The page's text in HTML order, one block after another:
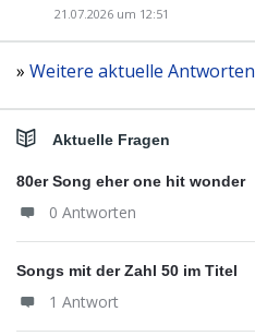
21.07.2026 um 12:51
» Weitere aktuelle Antworten
Aktuelle Fragen
80er Song eher one hit wonder
0 Antworten
Songs mit der Zahl 50 im Titel
1 Antwort